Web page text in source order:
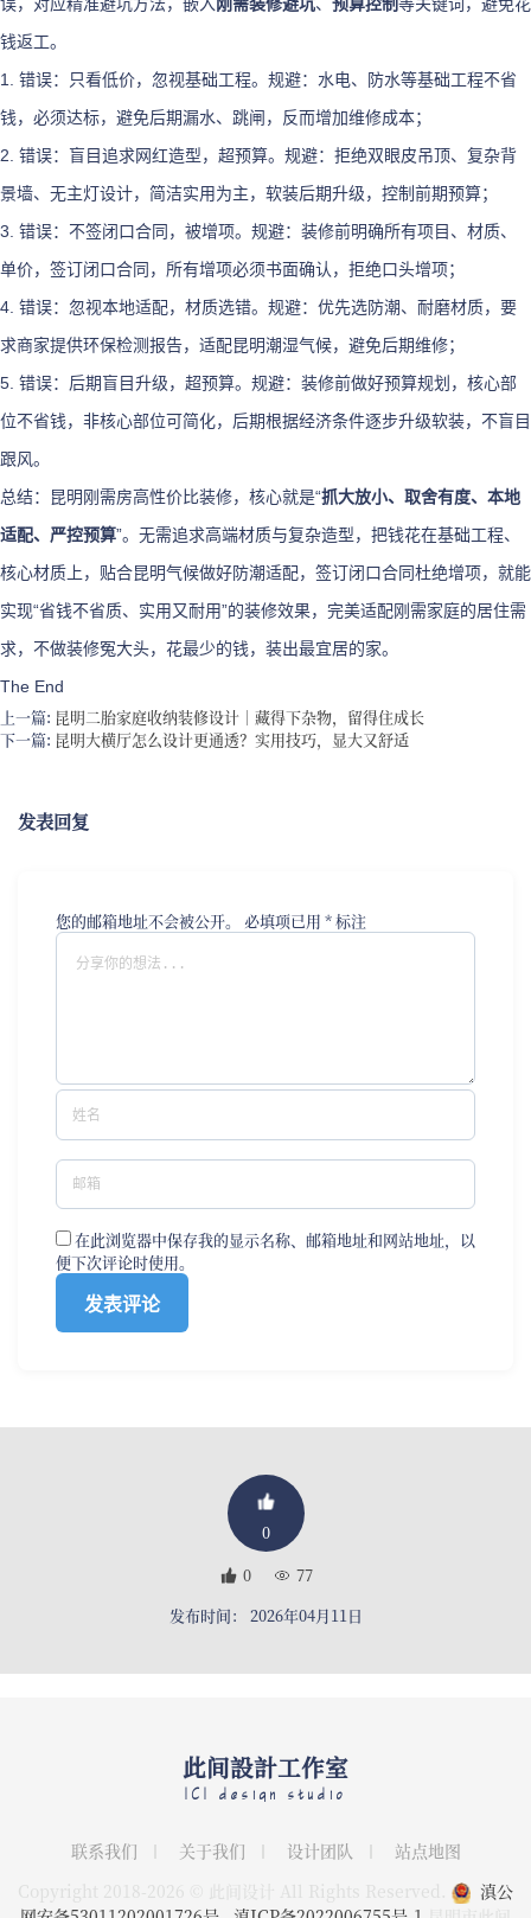
钱返工。
1. 错误：只看低价，忽视基础工程。规避：水电、防水等基础工程不省
钱，必须达标，避免后期漏水、跳闸，反而增加维修成本；
2. 错误：盲目追求网红造型，超预算。规避：拒绝双眼皮吊顶、复杂背
景墙、无主灯设计，简洁实用为主，软装后期升级，控制前期预算；
3. 错误：不签闭口合同，被增项。规避：装修前明确所有项目、材质、
单价，签订闭口合同，所有增项必须书面确认，拒绝口头增项；
4. 错误：忽视本地适配，材质选错。规避：优先选防潮、耐磨材质，要
求商家提供环保检测报告，适配昆明潮湿气候，避免后期维修；
5. 错误：后期盲目升级，超预算。规避：装修前做好预算规划，核心部
位不省钱，非核心部位可简化，后期根据经济条件逐步升级软装，不盲目
跟风。
总结：昆明刚需房高性价比装修，核心就是“抓大放小、取舍有度、本地
适配、严控预算”。无需追求高端材质与复杂造型，把钱花在基础工程、
核心材质上，贴合昆明气候做好防潮适配，签订闭口合同杜绝增项，就能
实现“省钱不省质、实用又耐用”的装修效果，完美适配刚需家庭的居住需
求，不做装修冤大头，花最少的钱，装出最宜居的家。
The End
上一篇: 昆明二胎家庭收纳装修设计｜藏得下杂物，留得住成长
下一篇: 昆明大横厅怎么设计更通透？实用技巧，显大又舒适
发表回复
您的邮箱地址不会被公开。 必填项已用 *标注
在此浏览器中保存我的显示名称、邮箱地址和网站地址，以
便下次评论时使用。
0
0
77
发布时间： 2026年04月11日
此间設計工作室
ICI design studio
联系我们 关于我们 设计团队
站点地图
滇公